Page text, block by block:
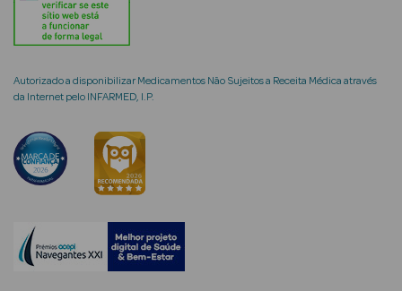
Cosmética
Rosto
Hidratantes
Séruns Faciais
Anti-
Autorizado a disponibilizar Medicamentos Não Sujeitos a Receita Médica através
da Internet pelo INFARMED, I.P.